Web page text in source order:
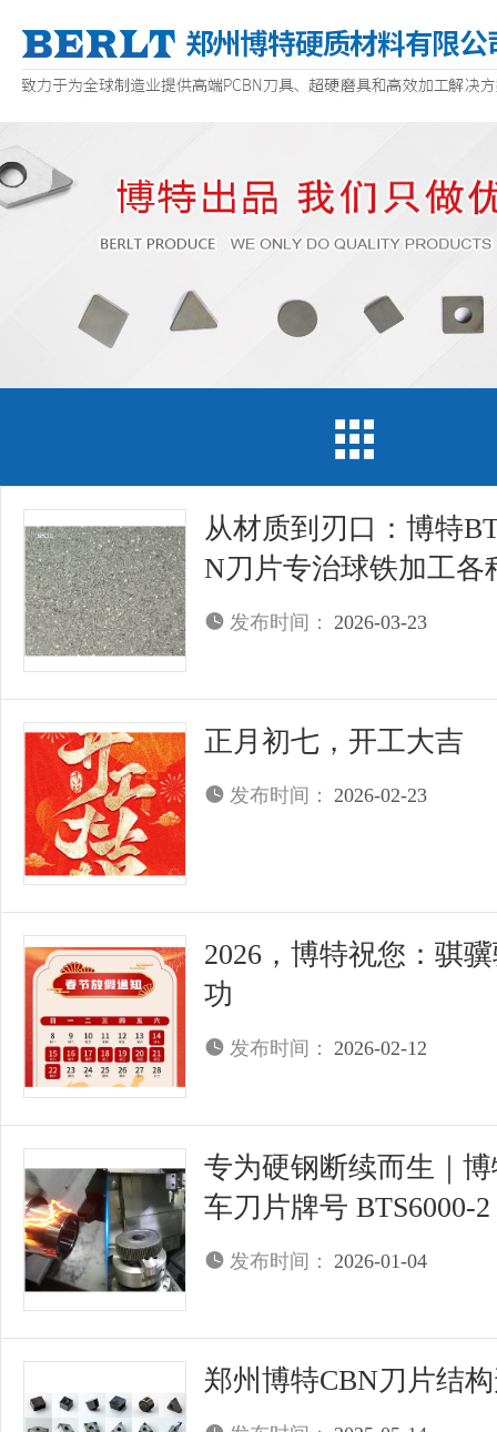
从材质到刃口：博特
N刀片专治球铁加工各
发布时间： 2026-03-23
正月初七，开工大吉
发布时间： 2026-02-23
2026，博特祝您：骐
功
发布时间： 2026-02-12
专为硬钢断续而生｜
车刀片牌号 BTS6000-
发布时间： 2026-01-04
郑州博特CBN刀片结